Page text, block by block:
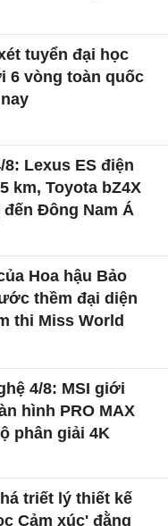
tuyển đại học
6 vòng toàn quốc
8: Lexus ES điện
km, Toyota bZ4X
đến Đông Nam Á
Hoa hậu Bảo
thềm đại diện
thi Miss World
4/8: MSI giới
hình PRO MAX
phân giải 4K
triết lý thiết kế
Cảm xúc' đằng